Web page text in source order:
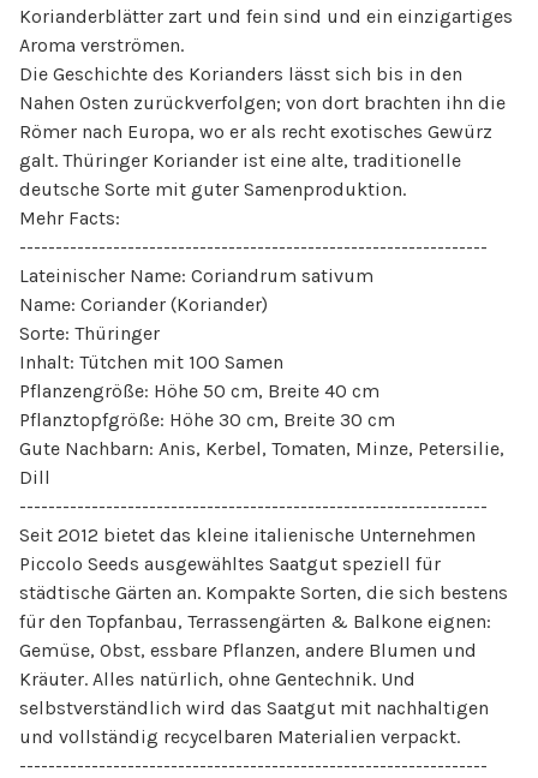
Korianderblätter zart und fein sind und ein einzigartiges
Aroma verströmen.
Die Geschichte des Korianders lässt sich bis in den
Nahen Osten zurückverfolgen; von dort brachten ihn die
Römer nach Europa, wo er als recht exotisches Gewürz
galt. Thüringer Koriander ist eine alte, traditionelle
deutsche Sorte mit guter Samenproduktion.
Mehr Facts:
-----------------------------------------------------------------
Lateinischer Name: Coriandrum sativum
Name: Coriander (Koriander)
Sorte: Thüringer
Inhalt: Tütchen mit 100 Samen
Pflanzengröße: Höhe 50 cm, Breite 40 cm
Pflanztopfgröße: Höhe 30 cm, Breite 30 cm
Gute Nachbarn: Anis, Kerbel, Tomaten, Minze, Petersilie,
Dill
-----------------------------------------------------------------
Seit 2012 bietet das kleine italienische Unternehmen
Piccolo Seeds ausgewähltes Saatgut speziell für
städtische Gärten an. Kompakte Sorten, die sich bestens
für den Topfanbau, Terrassengärten & Balkone eignen:
Gemüse, Obst, essbare Pflanzen, andere Blumen und
Kräuter. Alles natürlich, ohne Gentechnik. Und
selbstverständlich wird das Saatgut mit nachhaltigen
und vollständig recycelbaren Materialien verpackt.
-----------------------------------------------------------------